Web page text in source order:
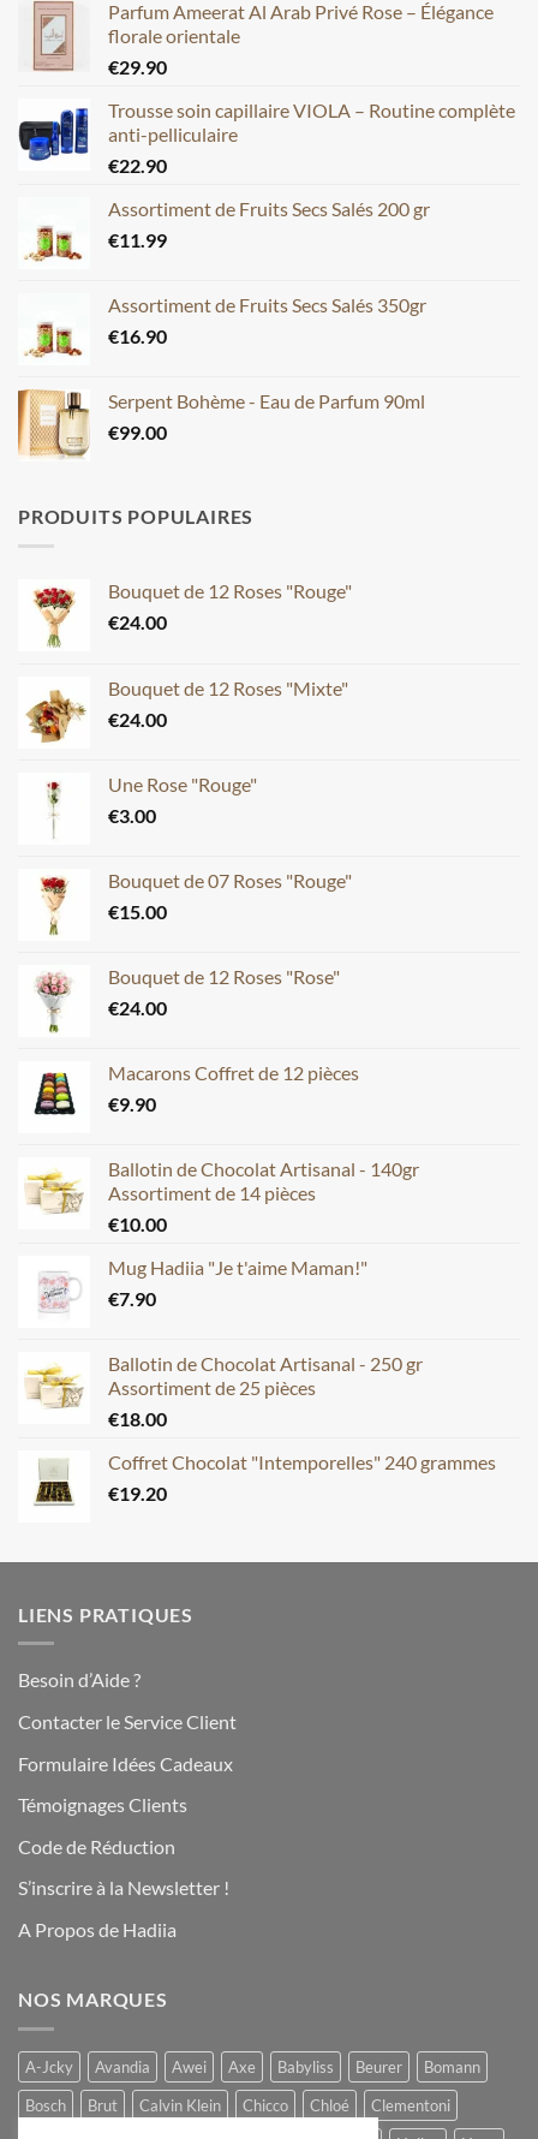
Parfum Ameerat Al Arab Privé Rose – Élégance
florale orientale
€29.90
Trousse soin capillaire VIOLA – Routine complète
anti-pelliculaire
€22.90
Assortiment de Fruits Secs Salés 200 gr
€11.99
Assortiment de Fruits Secs Salés 350gr
€16.90
Serpent Bohème - Eau de Parfum 90ml
€99.00
PRODUITS POPULAIRES
Bouquet de 12 Roses "Rouge"
€24.00
Bouquet de 12 Roses "Mixte"
€24.00
Une Rose "Rouge"
€3.00
Bouquet de 07 Roses "Rouge"
€15.00
Bouquet de 12 Roses "Rose"
€24.00
Macarons Coffret de 12 pièces
€9.90
Ballotin de Chocolat Artisanal - 140gr
Assortiment de 14 pièces
€10.00
Mug Hadiia "Je t'aime Maman!"
€7.90
Ballotin de Chocolat Artisanal - 250 gr
Assortiment de 25 pièces
€18.00
Coffret Chocolat "Intemporelles" 240 grammes
€19.20
LIENS PRATIQUES
Besoin d’Aide ?
Contacter le Service Client
Formulaire Idées Cadeaux
Témoignages Clients
Code de Réduction
S’inscrire à la Newsletter !
A Propos de Hadiia
NOS MARQUES
A-Jcky Avandia Awei Axe Babyliss Beurer
Bomann
Bosch
Brut Calvin Klein Chicco Chloé
Clementoni